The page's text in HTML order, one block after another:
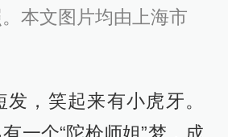
本文图片均由上海市
，笑起来有小虎牙。